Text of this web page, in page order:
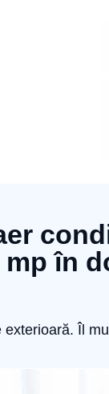
în
exterioară. Îl